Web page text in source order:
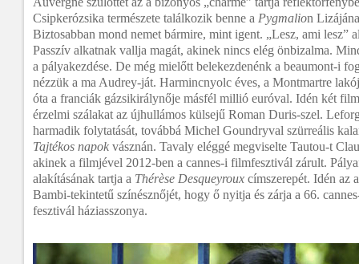
Csipkerózsika természete találkozik benne a Pygmalion
Biztosabban mond nemet bármire, mint igent. „Lesz, ami lesz”
Passzív alkatnak vallja magát, akinek nincs elég önbizalma.
a pályakezdése. De még mielőtt belekezdenénk a beaumont-i
nézzük a ma Audrey-ját. Harmincnyolc éves, a Montmartre
óta a franciák gázsikirálynője másfél millió euróval. Idén két
érzelmi szálakat az újhullámos külsejű Roman Duris-szel.
harmadik folytatását, továbbá Michel Goundryval szürreális
Tajtékos napok vásznán. Tavaly eléggé megviselte Tautou-t
akinek a filmjével 2012-ben a cannes-i filmfesztivál zárult.
alakításának tartja a Thérèse Desqueyroux címszerepét. Idén az
Bambi-tekintetű színésznőjét, hogy ő nyitja és zárja a 66.
fesztivál háziasszonya.